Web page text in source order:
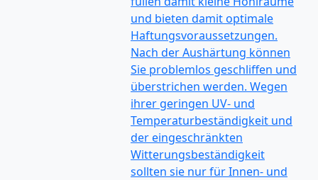
und bieten damit optimale
Haftungsvoraussetzungen.
Nach der Aushärtung können
Sie problemlos geschliffen und
überstrichen werden. Wegen
ihrer geringen UV- und
Temperaturbeständigkeit und
der eingeschränkten
Witterungsbeständigkeit
sollten sie nur für Innen- und